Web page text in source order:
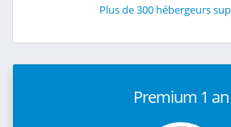
Plus de 300 hébergeurs
Premium 1 an